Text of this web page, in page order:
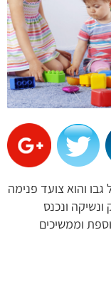
והוא צועד פנימה
ונכנס
וממשיכים